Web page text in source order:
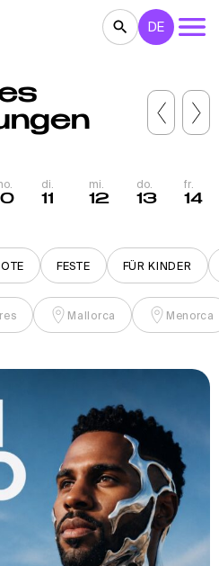
THEATER
FESTE SPORT
BB NOTE
DE
di.
11
mi.
12
do.
13
fr.
14
FESTE FÜR KINDER
Mallorca Menorca